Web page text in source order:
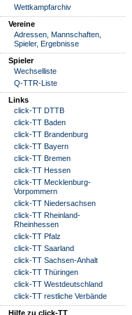
Wettkampfarchiv
Vereine
Adressen, Mannschaften,
Spieler, Ergebnisse
Spieler
Wechselliste
Q-TTR-Liste
Links
click-TT DTTB
click-TT Baden
click-TT Brandenburg
click-TT Bayern
click-TT Bremen
click-TT Hessen
click-TT Mecklenburg-
Vorpommern
click-TT Niedersachsen
click-TT Rheinland-
Rheinhessen
click-TT Pfalz
click-TT Saarland
click-TT Sachsen-Anhalt
click-TT Thüringen
click-TT Westdeutschland
click-TT restliche Verbände
Hilfe zu click-TT